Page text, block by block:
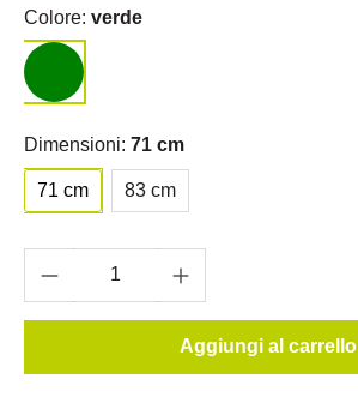
Colore: verde
Dimensioni: 71 cm
71 cm 83 cm
Aggiungi al carrello